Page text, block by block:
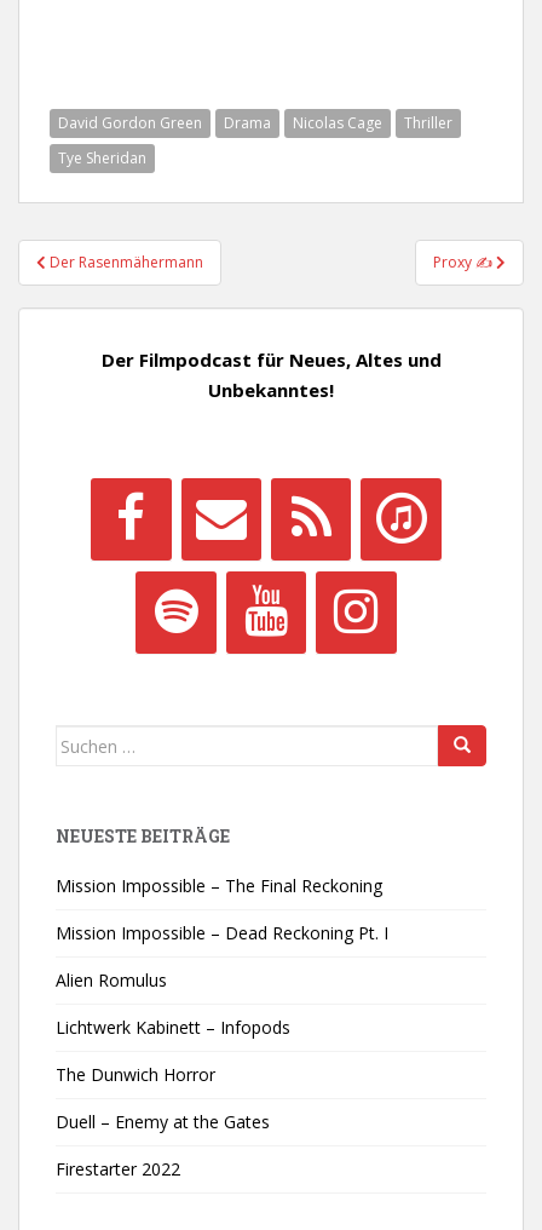
David Gordon Green Drama Nicolas Cage
Thriller
Tye Sheridan
Beitragsnavigation
Der Rasenmähermann Proxy ✍
Der Filmpodcast für Neues, Altes und
Unbekanntes!
Suchen
NEUESTE BEITRÄGE
Mission Impossible – The Final Reckoning
Mission Impossible – Dead Reckoning Pt. I
Alien Romulus
Lichtwerk Kabinett – Infopods
The Dunwich Horror
Duell – Enemy at the Gates
Firestarter 2022